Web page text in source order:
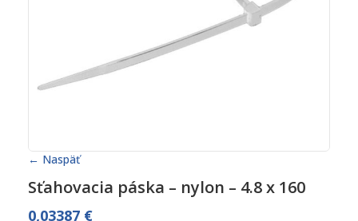
← Naspäť
Sťahovacia páska – nylon – 4.8 x 160
0,03387 €